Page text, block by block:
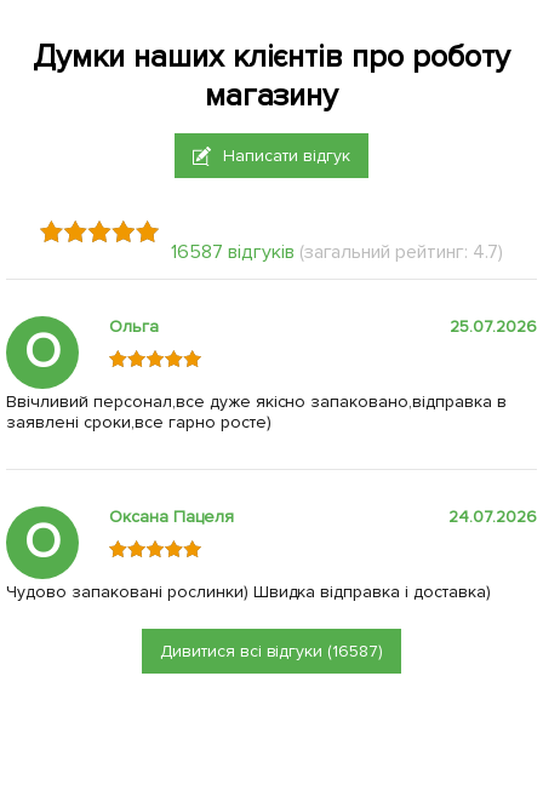
Думки наших клієнтів про роботу
магазину
Написати відгук
16587 відгуків (загальний рейтинг: 4.7)
О Ольга 25.07.2026
Ввічливий персонал,все дуже якісно запаковано,відправка в
заявлені сроки,все гарно росте)
О Оксана Пацеля 24.07.2026
Чудово запаковані рослинки) Швидка відправка і доставка)
Дивитися всі відгуки (16587)